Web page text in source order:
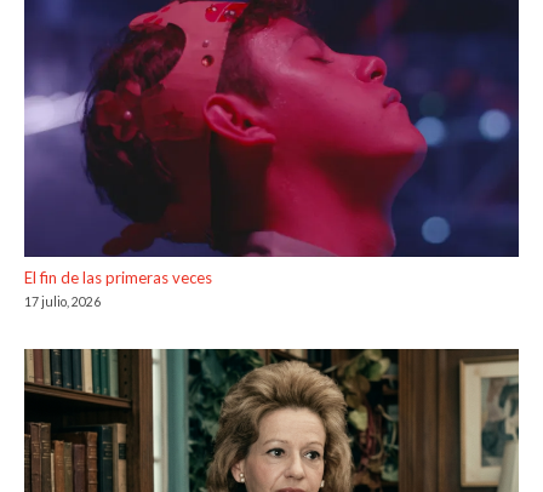
El fin de las primeras veces
17 julio, 2026